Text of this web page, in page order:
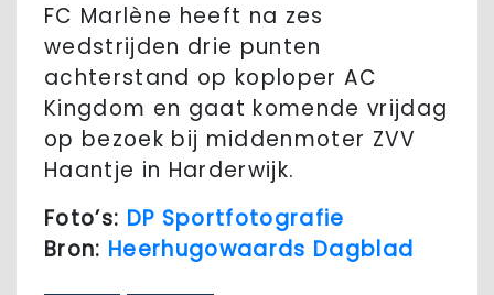
FC Marlène heeft na zes
wedstrijden drie punten
achterstand op koploper AC
Kingdom en gaat komende vrijdag
op bezoek bij middenmoter ZVV
Haantje in Harderwijk.
Foto’s: DP Sportfotografie
Bron: Heerhugowaards Dagblad